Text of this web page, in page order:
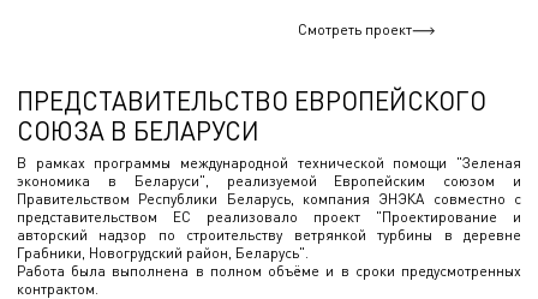
Смотреть проект
ПРЕДСТАВИТЕЛЬСТВО ЕВРОПЕЙСКОГО
СОЮЗА В БЕЛАРУСИ
В рамках программы международной технической помощи "Зеленая
экономика в Беларуси", реализуемой Европейским союзом и
Правительством Республики Беларусь, компания ЭНЭКА совместно с
представительством ЕС реализовало проект "Проектирование и
авторский надзор по строительству ветрянкой турбины в деревне
Грабники, Новогрудский район, Беларусь".
Работа была выполнена в полном объёме и в сроки предусмотренных
контрактом.